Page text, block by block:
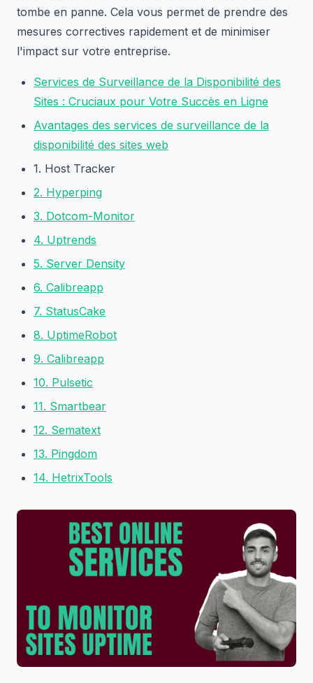
tombe en panne. Cela vous permet de prendre des
mesures correctives rapidement et de minimiser
l'impact sur votre entreprise.
Services de Surveillance de la Disponibilité des
Sites : Cruciaux pour Votre Succès en Ligne
Avantages des services de surveillance de la
disponibilité des sites web
1. Host Tracker
2. Hyperping
3. Dotcom-Monitor
4. Uptrends
5. Server Density
6. Calibreapp
7. StatusCake
8. UptimeRobot
9. Calibreapp
10. Pulsetic
11. Smartbear
12. Sematext
13. Pingdom
14. HetrixTools